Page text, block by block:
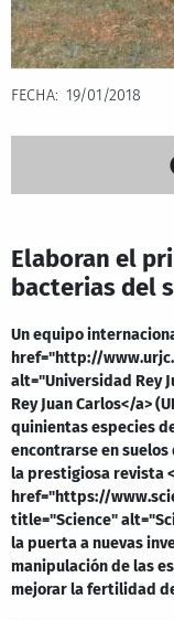
FECHA 19/01/2018
Elaboran el
bacterias del
Un equipo
href="http://
alt="Universidad Rey
Rey Juan Carlos</a>
quinientas especies
encontrarse en
la prestigiosa revista
href="https://
title="Science"
la puerta a nuevas
manipulación de las
mejorar la fertilidad